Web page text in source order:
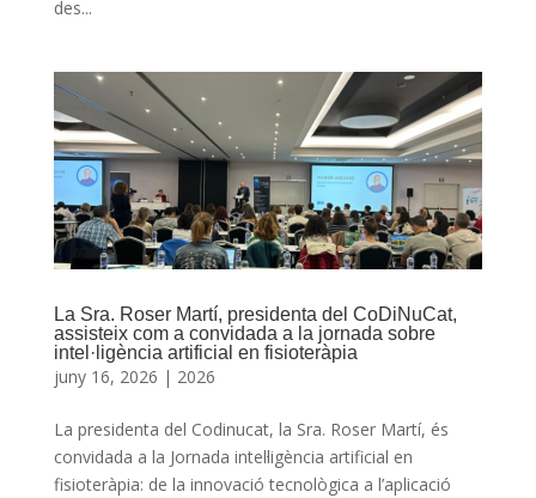
des...
La Sra. Roser Martí, presidenta del CoDiNuCat,
assisteix com a convidada a la jornada sobre
intel·ligència artificial en fisioteràpia
juny 16, 2026 | 2026
La presidenta del Codinucat, la Sra. Roser Martí, és
convidada a la Jornada intel·ligència artificial en
fisioteràpia: de la innovació tecnològica a l’aplicació